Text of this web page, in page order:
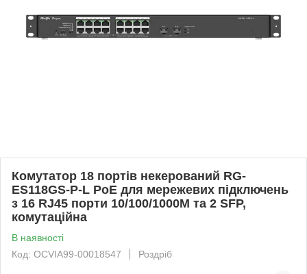
Комутатор 18 портів некерований RG-
ES118GS-P-L PoE для мережевих підключень
з 16 RJ45 порти 10/100/1000M та 2 SFP,
комутаційна
В наявності
Код: OCVIA99-00018547
Роздріб